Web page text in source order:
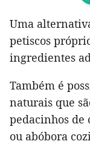
Uma
petiscos
ingredientes
Também é
naturais que
pedacinhos de
ou abóbora